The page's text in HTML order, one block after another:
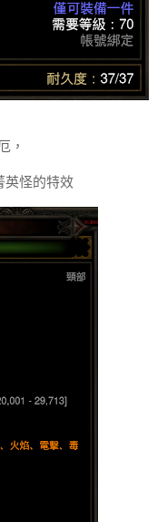
，
英怪的特效